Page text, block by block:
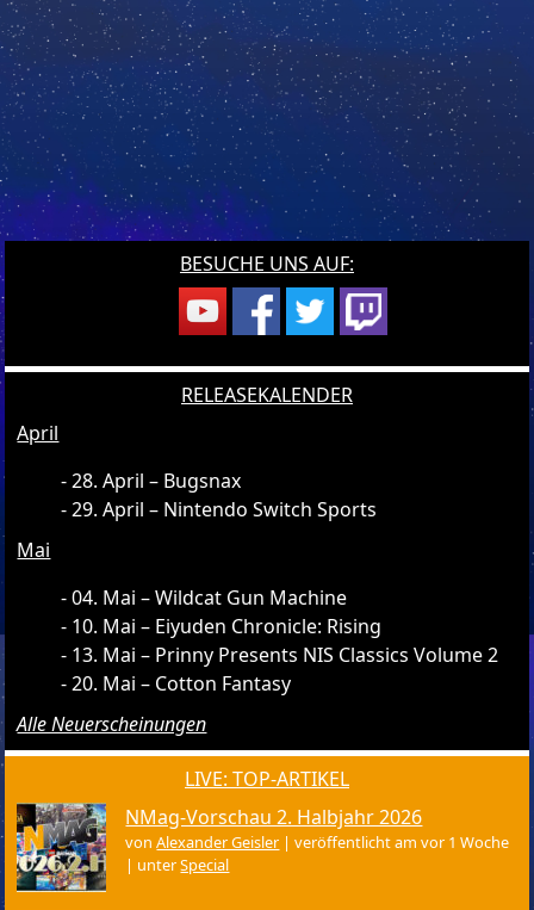
BESUCHE UNS AUF:
RELEASEKALENDER
April
28. April – Bugsnax
29. April – Nintendo Switch Sports
Mai
04. Mai – Wildcat Gun Machine
10. Mai – Eiyuden Chronicle: Rising
13. Mai – Prinny Presents NIS Classics Volume 2
20. Mai – Cotton Fantasy
Alle Neuerscheinungen
LIVE: TOP-ARTIKEL
NMag-Vorschau 2. Halbjahr 2026
vonAlexander Geisler |veröffentlicht am vor 1 Woche
| unterSpecial